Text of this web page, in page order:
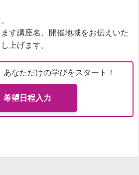
す講座名、開催地域をお伝えいた
上げます。
あなただけの学びをスタート！
希望日程入力